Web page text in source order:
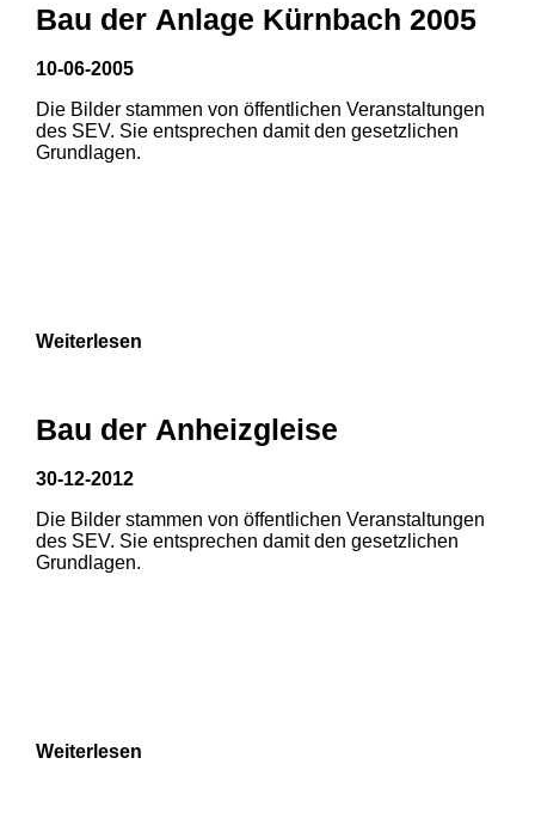
1 2
1 2
Bau der Anlage Kürnbach 2005
10-06-2005
Die Bilder stammen von öffentlichen Veranstaltungen
des SEV. Sie entsprechen damit den gesetzlichen
Grundlagen.
Weiterlesen
Bau der Anheizgleise
30-12-2012
Die Bilder stammen von öffentlichen Veranstaltungen
des SEV. Sie entsprechen damit den gesetzlichen
Grundlagen.
Weiterlesen